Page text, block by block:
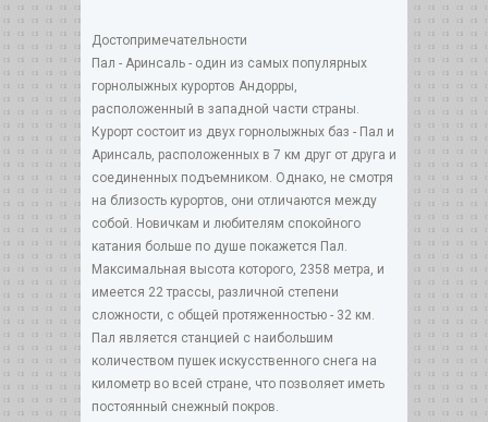
Достопримечательности
Пал - Аринсаль - один из самых популярных
горнолыжных курортов Андорры,
расположенный в западной части страны.
Курорт состоит из двух горнолыжных баз - Пал и
Аринсаль, расположенных в 7 км друг от друга и
соединенных подъемником. Однако, не смотря
на близость курортов, они отличаются между
собой. Новичкам и любителям спокойного
катания больше по душе покажется Пал.
Максимальная высота которого, 2358 метра, и
имеется 22 трассы, различной степени
сложности, с общей протяженностью - 32 км.
Пал является станцией с наибольшим
количеством пушек искусственного снега на
километр во всей стране, что позволяет иметь
постоянный снежный покров.